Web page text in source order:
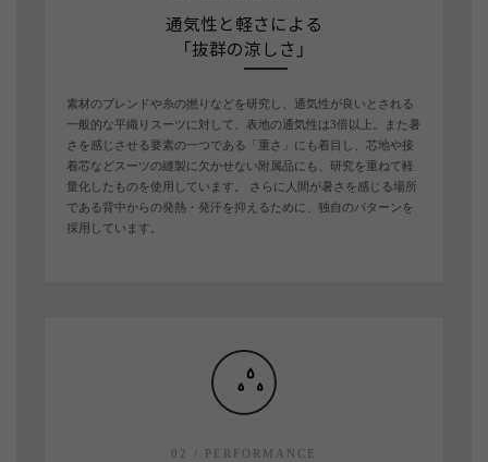
通気性と軽さによる
「抜群の涼しさ」
素材のブレンドや糸の撚りなどを研究し、通気性が良いとされる
一般的な平織りスーツに対して、表地の通気性は3倍以上。また暑
さを感じさせる要素の一つである「重さ」にも着目し、芯地や接
着芯などスーツの縫製に欠かせない附属品にも、研究を重ねて軽
量化したものを使用しています。 さらに人間が暑さを感じる場所
である背中からの発熱・発汗を抑えるために、独自のパターンを
採用しています。
02 / PERFORMANCE